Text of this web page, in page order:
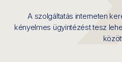
A szolgáltatás interneten
kényelmes ügyintézést tesz